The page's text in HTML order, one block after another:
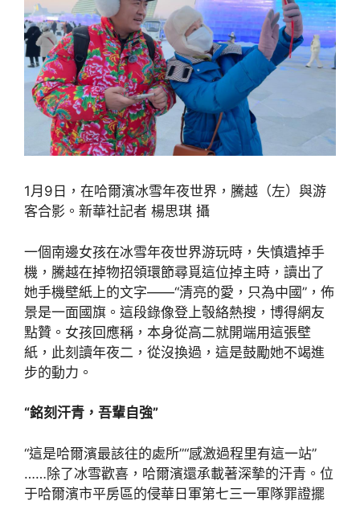
1月9日，在哈爾濱冰雪年夜世界，騰越（左）與游
客合影。新華社記者 楊思琪 攝
一個南邊女孩在冰雪年夜世界游玩時，失慎遺掉手
機，騰越在掉物招領環節尋覓這位掉主時，讀出了
她手機壁紙上的文字——“清亮的愛，只為中國”，佈
景是一面國旗。這段錄像登上彀絡熱搜，博得網友
點贊。女孩回應稱，本身從高二就開端用這張壁
紙，此刻讀年夜二，從沒換過，這是鼓勵她不竭進
步的動力。
“銘刻汗青，吾輩自強”
“這是哈爾濱最該往的處所”“感激過程里有這一站”
……除了冰雪歡喜，哈爾濱還承載著深摯的汗青。位
于哈爾濱市平房區的侵華日軍第七三一軍隊罪證擺